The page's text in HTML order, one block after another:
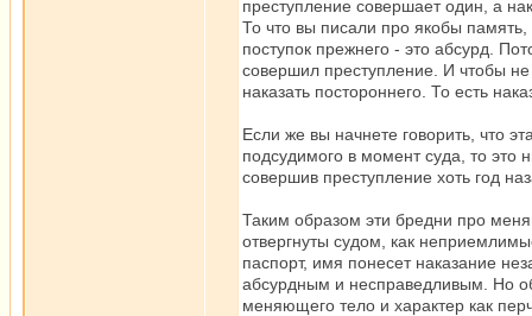
преступление совершает один, а
То что вы писали про якобы память,
поступок прежнего - это абсурд.
совершил преступление. И чтобы
наказать постороннего. То есть
Если же вы начнете говорить, что
подсудимого в момент суда, то это
совершив преступление хоть год
Таким образом эти бредни про
отвергнуты судом, как
паспорт, имя понесет наказание
абсурдным и несправедливым. Но
меняющего тело и характер как